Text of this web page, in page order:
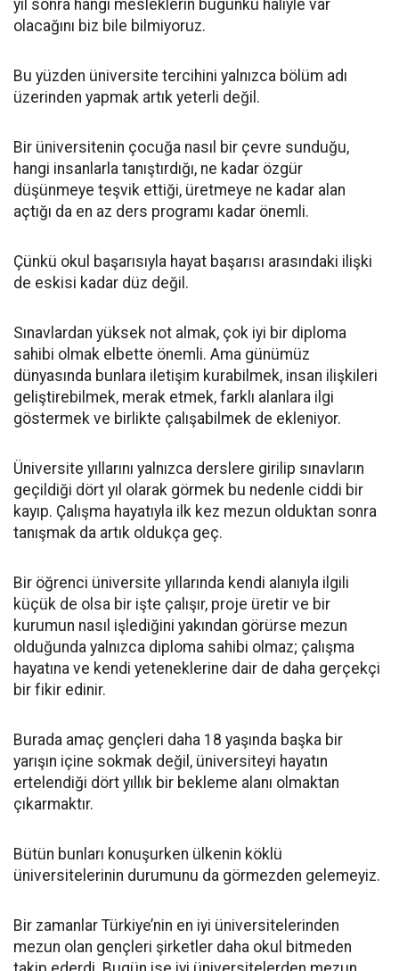
yıl sonra hangi mesleklerin bugünkü haliyle var
olacağını biz bile bilmiyoruz.
Bu yüzden üniversite tercihini yalnızca bölüm adı
üzerinden yapmak artık yeterli değil.
Bir üniversitenin çocuğa nasıl bir çevre sunduğu,
hangi insanlarla tanıştırdığı, ne kadar özgür
düşünmeye teşvik ettiği, üretmeye ne kadar alan
açtığı da en az ders programı kadar önemli.
Çünkü okul başarısıyla hayat başarısı arasındaki ilişki
de eskisi kadar düz değil.
Sınavlardan yüksek not almak, çok iyi bir diploma
sahibi olmak elbette önemli. Ama günümüz
dünyasında bunlara iletişim kurabilmek, insan ilişkileri
geliştirebilmek, merak etmek, farklı alanlara ilgi
göstermek ve birlikte çalışabilmek de ekleniyor.
Üniversite yıllarını yalnızca derslere girilip sınavların
geçildiği dört yıl olarak görmek bu nedenle ciddi bir
kayıp. Çalışma hayatıyla ilk kez mezun olduktan sonra
tanışmak da artık oldukça geç.
Bir öğrenci üniversite yıllarında kendi alanıyla ilgili
küçük de olsa bir işte çalışır, proje üretir ve bir
kurumun nasıl işlediğini yakından görürse mezun
olduğunda yalnızca diploma sahibi olmaz; çalışma
hayatına ve kendi yeteneklerine dair de daha gerçekçi
bir fikir edinir.
Burada amaç gençleri daha 18 yaşında başka bir
yarışın içine sokmak değil, üniversiteyi hayatın
ertelendiği dört yıllık bir bekleme alanı olmaktan
çıkarmaktır.
Bütün bunları konuşurken ülkenin köklü
üniversitelerinin durumunu da görmezden gelemeyiz.
Bir zamanlar Türkiye’nin en iyi üniversitelerinden
mezun olan gençleri şirketler daha okul bitmeden